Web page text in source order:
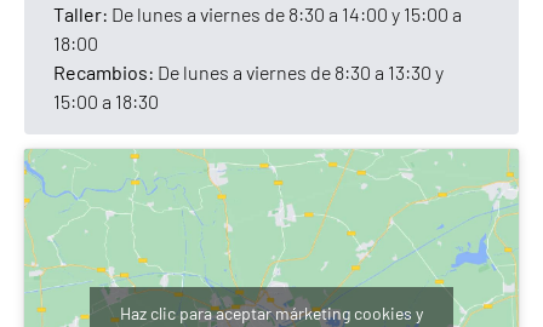
Taller: De lunes a viernes de 8:30 a 14:00 y 15:00 a
18:00
Recambios: De lunes a viernes de 8:30 a 13:30 y
15:00 a 18:30
Haz clic para aceptar márketing cookies y